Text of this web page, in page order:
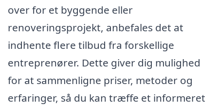
over for et byggende eller
renoveringsprojekt, anbefales det at
indhente flere tilbud fra forskellige
entreprenører. Dette giver dig mulighed
for at sammenligne priser, metoder og
erfaringer, så du kan træffe et informeret